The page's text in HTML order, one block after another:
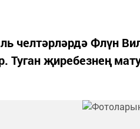
челтәрләрдә Флүн
Туган җиребезнең